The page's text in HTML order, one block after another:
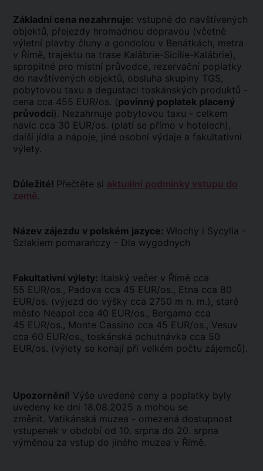
Základní cena nezahrnuje: vstupné do navštívených
objektů, přejezdy hromadnou dopravou (včetně
výletní plavby čluny a gondolou v Benátkách, metra
v Římě, trajektu na trase Kalábrie-Sicílie-Kalábrie),
spropitné pro místní průvodce, rezervační poplatky
do navštívených objektů, obsluha skupiny TGS,
pobytovou taxu a degustaci toskánských produktů -
cena cca 455 EUR/os. (povinný poplatek placený
průvodci). Nezahrnuje pobytovou taxu - celkem
navíc cca 30 EUR/os. (platí se přímo v hotelech),
další jídla a nápoje, jiné osobní výdaje a fakultativní
výlety.
Důležité! Přečtěte si aktuální podmínky vstupu do
země.
Název zájezdu v polském jazyce: Włochy i Sycylia -
Szlakiem pomarańczy - Dla wygodnych
Fakultativní výlety: italský večer v Římě cca
55 EUR/os., Padova cca 45 EUR/os., Etna cca 80
EUR/os. (výjezd do výšky cca 2750 m n. m.), staré
město Neapol cca 40 EUR/os., Bergamo cca
45 EUR/os., Monte Cassino cca 45 EUR/os., Vesuv
cca 60 EUR/os., toskánská ochutnávka cca 50
EUR/os. (výlety se konají při velkém počtu zájemců).
Upozornění! Výše uvedené ceny a poplatky byly
uvedeny ke dni 18.08.2025 a mohou se
změnit. Vatikánská muzea - omezená dostupnost
vstupenek v období od 10. srpna do 20. srpna
výměnou za vstup do jiného muzea v Římě.